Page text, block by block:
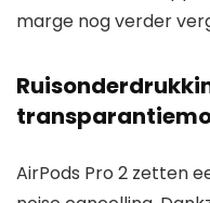
marge nog verder
AirPods Pro 2 zetten